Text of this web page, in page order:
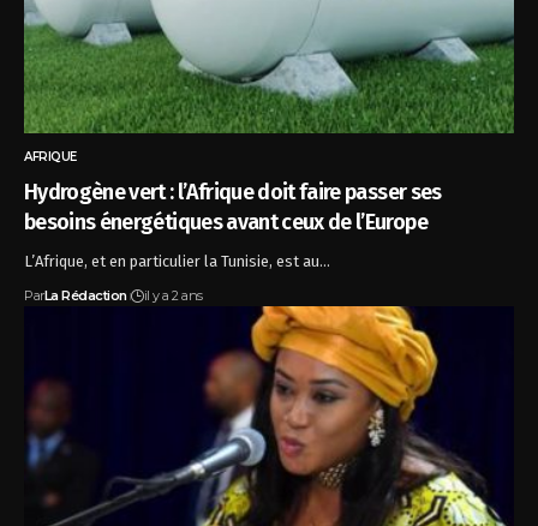
AFRIQUE
Hydrogène vert : l’Afrique doit faire passer ses
besoins énergétiques avant ceux de l’Europe
L’Afrique, et en particulier la Tunisie, est au…
ParLa Rédaction il y a 2 ans